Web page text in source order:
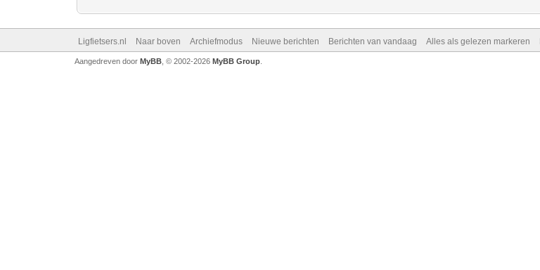
Ligfietsers.nl Naar boven Archiefmodus Nieuwe berichten Berichten van vandaag Alles als gelezen markeren
Aangedreven door MyBB, © 2002-2026 MyBB Group.